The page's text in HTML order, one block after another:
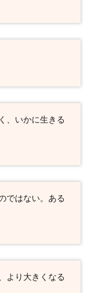
、いかに生きる
ではない。ある
より大きくなる